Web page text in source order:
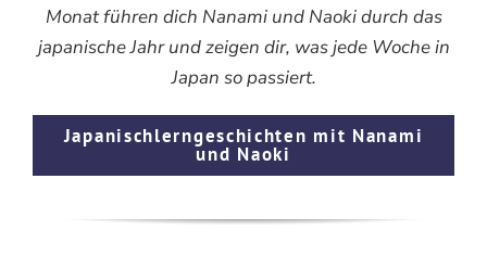
Monat führen dich Nanami und Naoki durch das
japanische Jahr und zeigen dir, was jede Woche in
Japan so passiert.
Japanischlerngeschichten mit Nanami
und Naoki